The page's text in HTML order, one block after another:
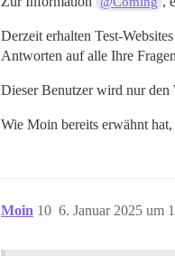
Derzeit erhalten Test-
Antworten auf alle Ihre
Dieser Benutzer wird nur den
Wie Moin bereits erwähnt
Moin 6. Januar 2025 um
10